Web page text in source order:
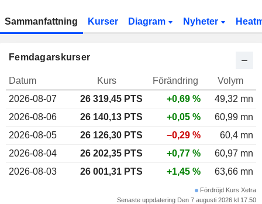
Sammanfattning Kurser Diagram Nyheter
Femdagarskurser
Datum Kurs Förändring
Volym
2026-08-07
26 319,45 PTS +0,69 %
49,32 mn
2026-08-06
26 140,13 PTS +0,05 %
60,99 mn
2026-08-05
26 126,30 PTS −0,29 %
60,4 mn
2026-08-04
26 202,35 PTS +0,77 %
60,97 mn
2026-08-03
26 001,31 PTS +1,45 % 63,66 mn
Fördröjd Kurs Xetra
Senaste uppdatering Den 7 augusti 2026 kl 17.50